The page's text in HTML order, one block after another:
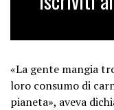
—
«La gente mangia
loro consumo di
pianeta», aveva